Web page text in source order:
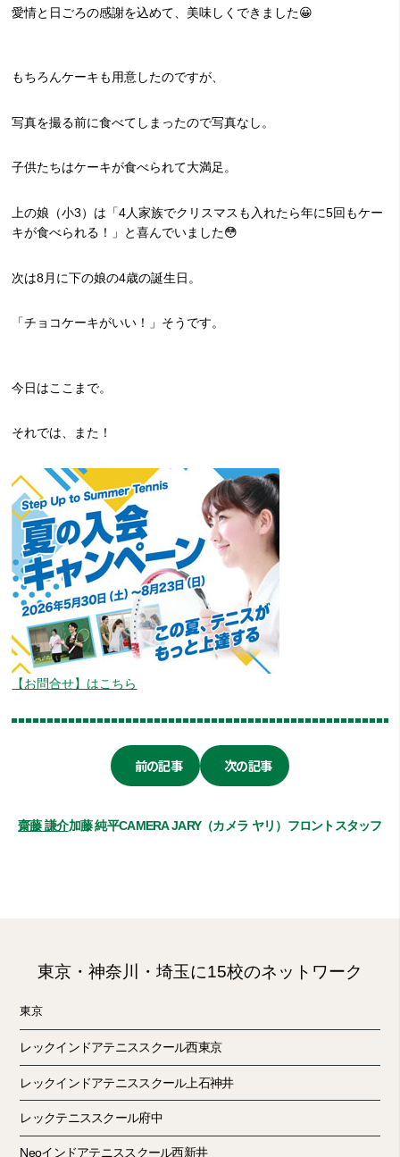
愛情と日ごろの感謝を込めて、美味しくできました😀
もちろんケーキも用意したのですが、
写真を撮る前に食べてしまったので写真なし。
子供たちはケーキが食べられて大満足。
上の娘（小3）は「4人家族でクリスマスも入れたら年に5回もケー
キが食べられる！」と喜んでいました😳
次は8月に下の娘の4歳の誕生日。
「チョコケーキがいい！」そうです。
今日はここまで。
それでは、また！
【お問合せ】はこちら
前の記事 次の記事
齋藤 謙介加藤 純平CAMERA JARY（カメラ ヤリ） フロントスタッフ
東京・神奈川・埼玉に15校のネットワーク
東京
レックインドアテニススクール西東京
レックインドアテニススクール上石神井
レックテニススクール府中
Neoインドアテニススクール西新井